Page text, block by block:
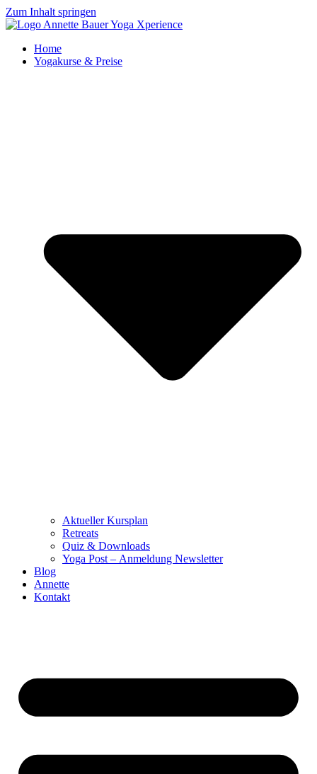
Zum Inhalt springen
Home
Yogakurse & Preise
Aktueller Kursplan
Retreats
Quiz & Downloads
Yoga Post – Anmeldung Newsletter
Blog
Annette
Kontakt